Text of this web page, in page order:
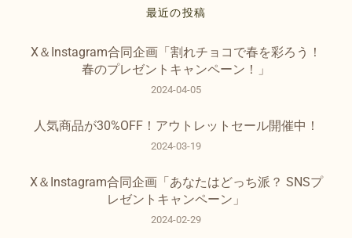
最近の投稿
X＆Instagram合同企画「割れチョコで春を彩ろう！
春のプレゼントキャンペーン！」
2024-04-05
人気商品が30%OFF！アウトレットセール開催中！
2024-03-19
X＆Instagram合同企画「あなたはどっち派？ SNSプ
レゼントキャンペーン」
2024-02-29